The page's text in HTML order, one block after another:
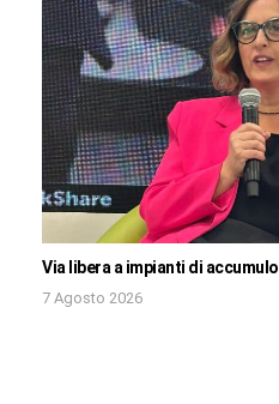
Via libera a impianti di
7 Agosto 2026